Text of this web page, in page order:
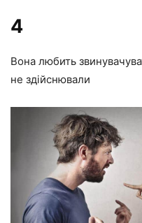
4
Вона любить
не здійснювали